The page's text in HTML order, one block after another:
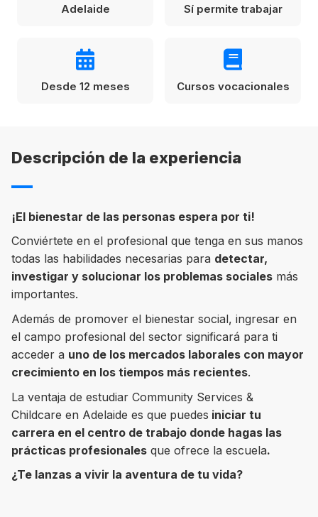
estudiantes y trabajadores cualificados
8 ciudades para tomar cursos de inglés
intensivo
Barbie Castoldi 09/11/2021
Brasil
Ecuador
VER TODOS LOS PAÍSES
Estudia Inglés frente al Mediterráneo
Estudia un Bachelor de IT en Cork
Estudia Business en Auckland
Condiciones
Adelaide Sí permite trabajar
Desde 12 meses Cursos vocacionales
Descripción de la experiencia
¡El bienestar de las personas espera por ti!
Conviértete en el profesional que tenga en sus manos
todas las habilidades necesarias para detectar,
investigar y solucionar los problemas sociales más
importantes.
Además de promover el bienestar social, ingresar en
el campo profesional del sector significará para ti
acceder a uno de los mercados laborales con mayor
crecimiento en los tiempos más recientes.
La ventaja de estudiar Community Services &
Childcare en Adelaide es que puedes iniciar tu
carrera en el centro de trabajo donde hagas las
prácticas profesionales que ofrece la escuela.
¿Te lanzas a vivir la aventura de tu vida?